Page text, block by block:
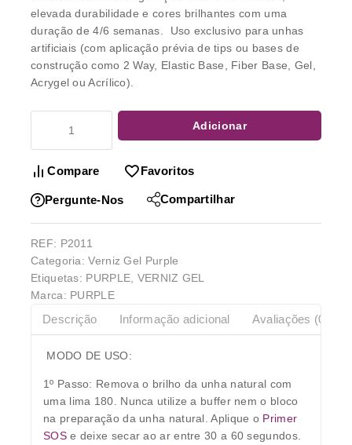
elevada durabilidade e cores brilhantes com uma
duração de 4/6 semanas. Uso exclusivo para unhas
artificiais (com aplicação prévia de tips ou bases de
construção como 2 Way, Elastic Base, Fiber Base, Gel,
Acrygel ou Acrílico).
Adicionar
Compare Favoritos
Pergunte-Nos Compartilhar
REF: P2011
Categoria:Verniz Gel Purple
Etiquetas: PURPLE VERNIZ GEL
Marca: PURPLE
Descrição Informação adicional Avaliações (0)
MODO DE USO:
1º Passo: Remova o brilho da unha natural com
uma lima 180. Nunca utilize a buffer nem o bloco
na preparação da unha natural. Aplique o Primer
SOSe deixe secar ao ar entre 30 a 60 segundos.